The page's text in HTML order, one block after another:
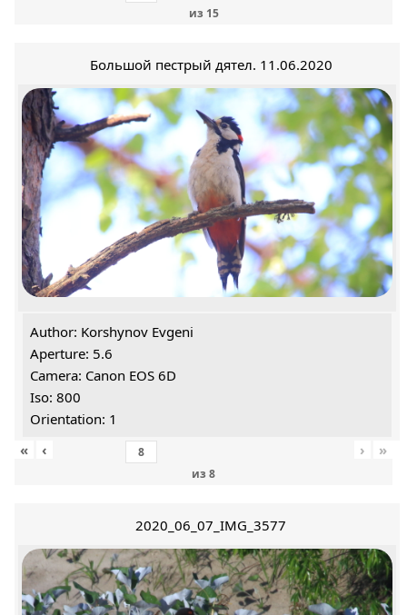
из 15
Большой пестрый дятел. 11.06.2020
Author: Korshynov Evgeni
Aperture: 5.6
Camera: Canon EOS 6D
Iso: 800
Orientation: 1
«
‹
из 8
› »
2020_06_07_IMG_3577